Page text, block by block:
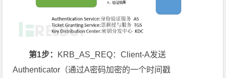
第1步： KRB_AS_REQ：Client-A发送
Authenticator（通过A密码加密的一个时间戳